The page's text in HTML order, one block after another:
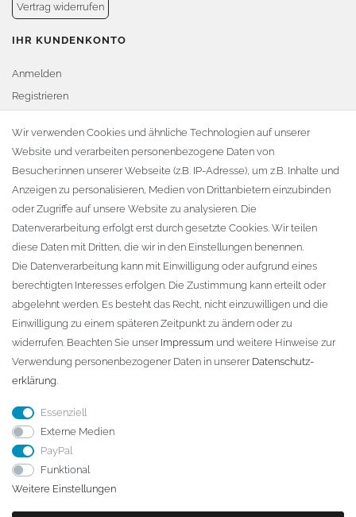
Vertrag widerrufen
IHR KUNDENKONTO
Anmelden
Registrieren
Warenkorb
Zur Kasse
KONTAKT
Fa. Steffen Jost
Söbrigener Weg 50
D-01796 Pirna
Telefon:+49 (0)3501 507295
info@dach-teufel.de
Wir verwenden Cookies und ähnliche Technologien auf unserer
Website und verarbeiten personenbezogene Daten von
Besucher:innen unserer Webseite (z.B. IP-Adresse), um z.B. Inhalte und
Anzeigen zu personalisieren, Medien von Drittanbietern einzubinden
oder Zugriffe auf unsere Website zu analysieren. Die
Datenverarbeitung erfolgt erst durch gesetzte Cookies. Wir teilen
diese Daten mit Dritten, die wir in den Einstellungen benennen.
Die Datenverarbeitung kann mit Einwilligung oder aufgrund eines
berechtigten Interesses erfolgen. Die Zustimmung kann erteilt oder
abgelehnt werden. Es besteht das Recht, nicht einzuwilligen und die
Einwilligung zu einem späteren Zeitpunkt zu ändern oder zu
widerrufen. Beachten Sie unser Impressum und weitere Hinweise zur
Verwendung personenbezogener Daten in unserer Daten­schutz­
erklärung.
Essenziell
Externe Medien
PayPal
Funktional
Weitere Einstellungen